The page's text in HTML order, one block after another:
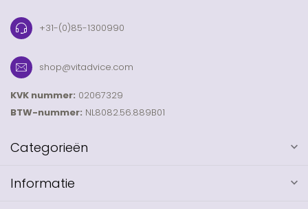
+31-(0)85-1300990
shop@vitadvice.com
KVK nummer: 02067329
BTW-nummer: NL8082.56.889B01
Categorieën
Informatie